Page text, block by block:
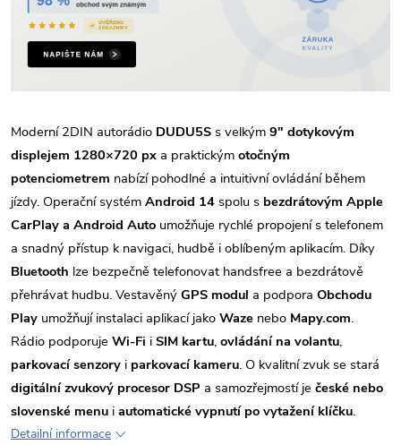
Moderní 2DIN autorádio DUDU5S s velkým 9" dotykovým
displejem 1280×720 px a praktickým otočným
potenciometrem nabízí pohodlné a intuitivní ovládání během
jízdy. Operační systém Android 14 spolu s bezdrátovým Apple
CarPlay a Android Auto umožňuje rychlé propojení s telefonem
a snadný přístup k navigaci, hudbě i oblíbeným aplikacím. Díky
Bluetooth lze bezpečně telefonovat handsfree a bezdrátově
přehrávat hudbu. Vestavěný GPS modul a podpora Obchodu
Play umožňují instalaci aplikací jako Waze nebo Mapy.com.
Rádio podporuje Wi-Fi i SIM kartu, ovládání na volantu,
parkovací senzory i parkovací kameru. O kvalitní zvuk se stará
digitální zvukový procesor DSP a samozřejmostí je české nebo
slovenské menu i automatické vypnutí po vytažení klíčku.
Detailní informace